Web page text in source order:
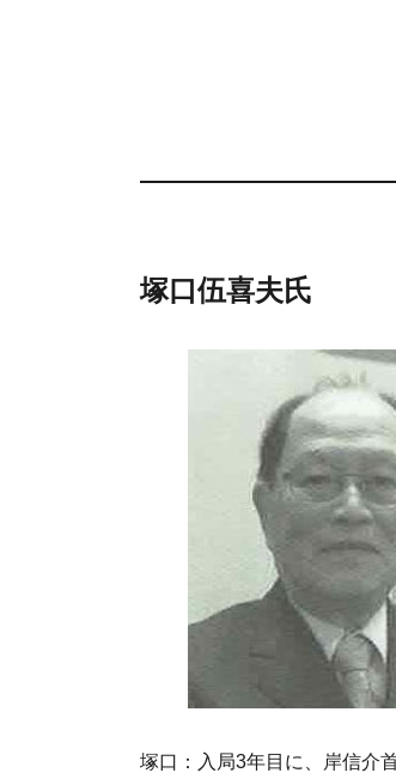
塚口伍喜夫氏
塚口：入局3年目に、岸信介